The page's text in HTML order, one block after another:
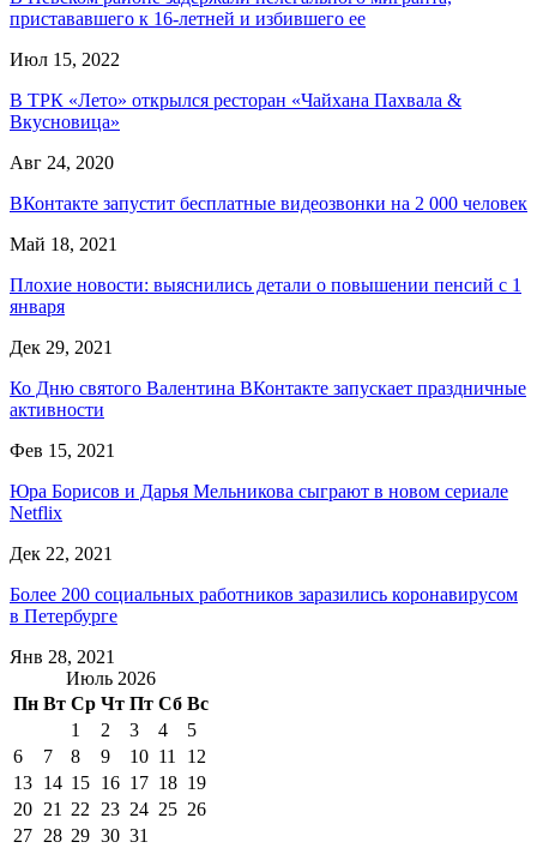
пристававшего к 16-летней и избившего ее
Июл 15, 2022
В ТРК «Лето» открылся ресторан «Чайхана Пахвала &
Вкусновица»
Авг 24, 2020
ВКонтакте запустит бесплатные видеозвонки на 2 000 человек
Май 18, 2021
Плохие новости: выяснились детали о повышении пенсий с 1
января
Дек 29, 2021
Ко Дню святого Валентина ВКонтакте запускает праздничные
активности
Фев 15, 2021
Юра Борисов и Дарья Мельникова сыграют в новом сериале
Netflix
Дек 22, 2021
Более 200 социальных работников заразились коронавирусом
в Петербурге
Янв 28, 2021
Июль 2026
Пн Вт Ср Чт Пт Сб Вс
1
2 3 4
5
6
7 8 9 10 11
12
13 14 15 16 17 18 19
20 21 22 23 24 25 26
27 28 29 30 31